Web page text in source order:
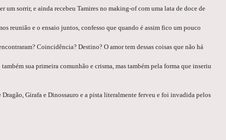
sorrir, e ainda recebeu Tamires no making-of com uma lata de doce de
reunião e o ensaio juntos, confesso que quando é assim fico um pouco
Coincidência? Destino? O amor tem dessas coisas que não há
sua primeira comunhão e crisma, mas também pela forma que inseriu
Girafa e Dinossauro e a pista literalmente ferveu e foi invadida pelos